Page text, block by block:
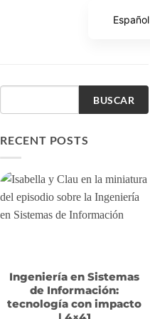
BUSCAR
RECENT POSTS
Ingeniería en Sistemas
de Información:
tecnología con impacto
Español